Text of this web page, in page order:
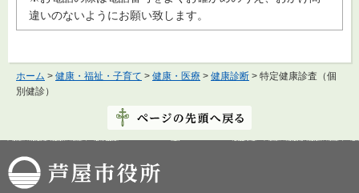
違いのないようにお願い致します。
ホーム > 健康・福祉・子育て > 健康・医療 > 健康診断 > 特定健康診査（個
別健診）
芦屋市役所